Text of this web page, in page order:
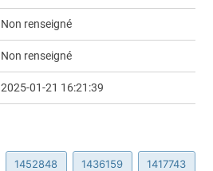
Non renseigné
Non renseigné
2025-01-21 16:21:39
1452848 1436159 1417743